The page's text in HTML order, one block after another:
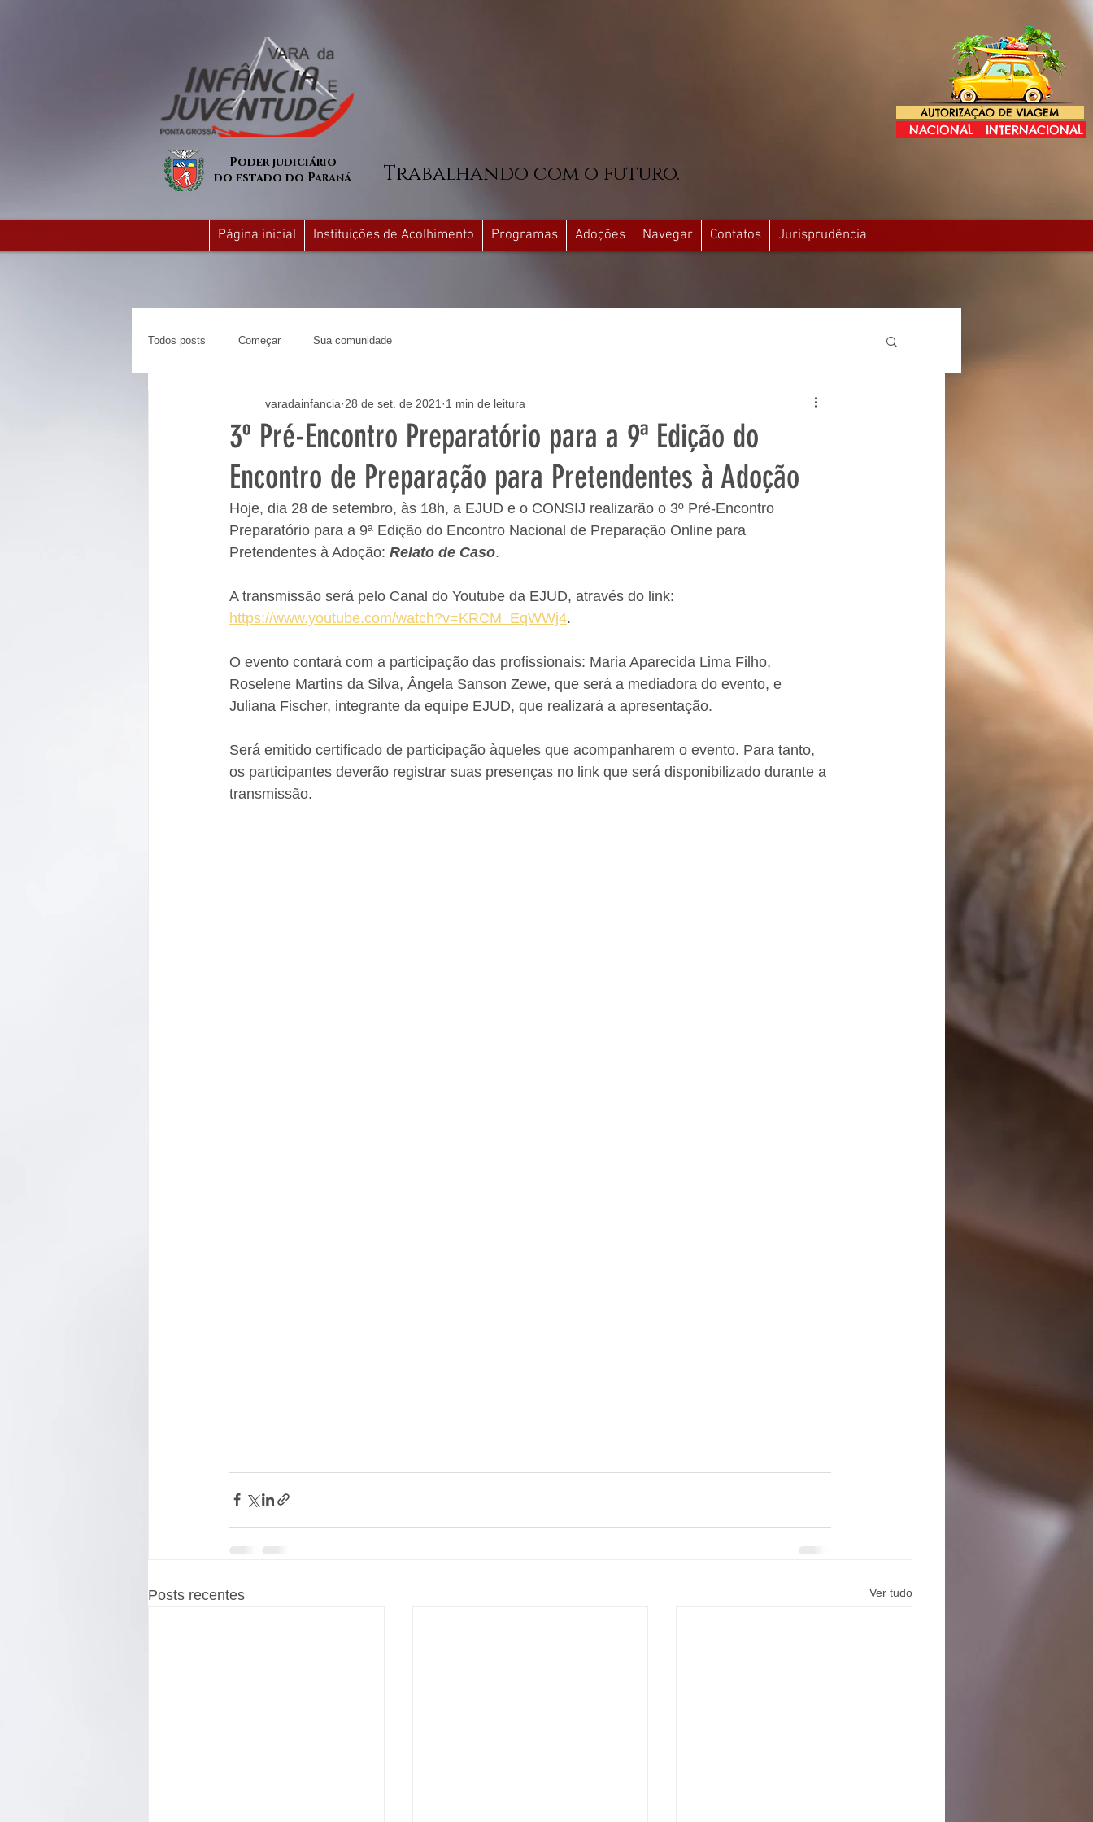
AUTORIZAÇÃO DE VIAGEM
NACIONAL INTERNACIONAL
Poder judiciário
do estado do Paraná
Trabalhando com o futuro.
Página inicial Instituições de Acolhimento Programas Adoções Navegar Contatos Jurisprudência
Todos posts Começar Sua comunidade
3º Pré-Encontro Preparatório para a 9ª Edição do
Encontro de Preparação para Pretendentes à Adoção
varadainfancia 28 de set. de 2021 1 min de leitura
Hoje, dia 28 de setembro, às 18h, a EJUD e o CONSIJ realizarão o 3º Pré-Encontro
Preparatório para a 9ª Edição do Encontro Nacional de Preparação Online para
Pretendentes à Adoção: Relato de Caso.
A transmissão será pelo Canal do Youtube da EJUD, através do link:
https://www.youtube.com/watch?v=KRCM_EqWWj4.
O evento contará com a participação das profissionais: Maria Aparecida Lima Filho,
Roselene Martins da Silva, Ângela Sanson Zewe, que será a mediadora do evento, e
Juliana Fischer, integrante da equipe EJUD, que realizará a apresentação.
Será emitido certificado de participação àqueles que acompanharem o evento. Para tanto,
os participantes deverão registrar suas presenças no link que será disponibilizado durante a
transmissão.
Posts recentes Ver tudo